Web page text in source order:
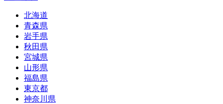
北海道
青森県
岩手県
秋田県
宮城県
山形県
福島県
東京都
神奈川県